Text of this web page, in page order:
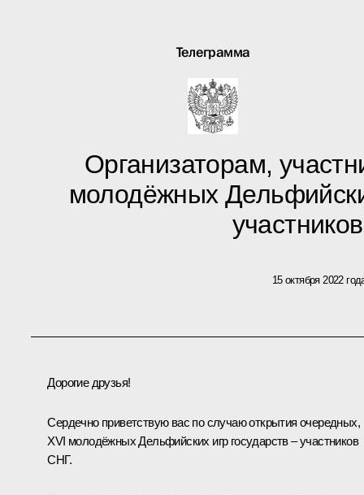
Телеграмма
Организаторам,
молодёжных
15 октября 2022
Дорогие друзья!
Сердечно приветствую вас по случаю открытия очередных,
XVI молодёжных Дельфийских игр государств – участников
СНГ.